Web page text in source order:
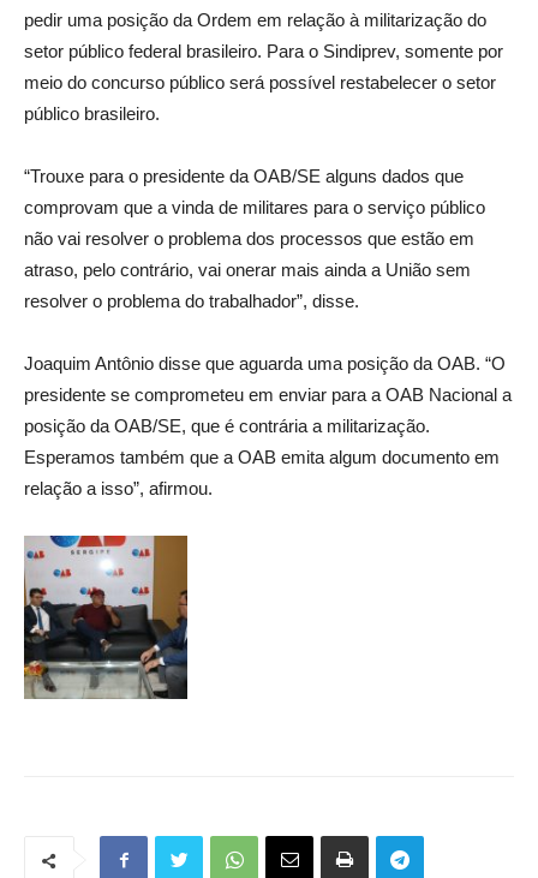
pedir uma posição da Ordem em relação à militarização do
setor público federal brasileiro. Para o Sindiprev, somente por
meio do concurso público será possível restabelecer o setor
público brasileiro.
“Trouxe para o presidente da OAB/SE alguns dados que
comprovam que a vinda de militares para o serviço público
não vai resolver o problema dos processos que estão em
atraso, pelo contrário, vai onerar mais ainda a União sem
resolver o problema do trabalhador”, disse.
Joaquim Antônio disse que aguarda uma posição da OAB. “O
presidente se comprometeu em enviar para a OAB Nacional a
posição da OAB/SE, que é contrária a militarização.
Esperamos também que a OAB emita algum documento em
relação a isso”, afirmou.